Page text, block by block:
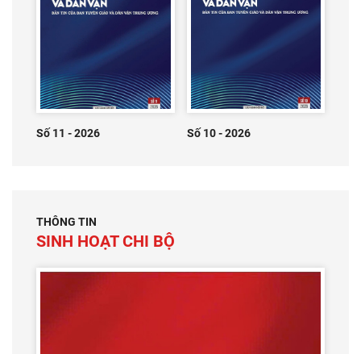
Số 11 - 2026 Số 10 - 2026
THÔNG TIN
SINH HOẠT CHI BỘ